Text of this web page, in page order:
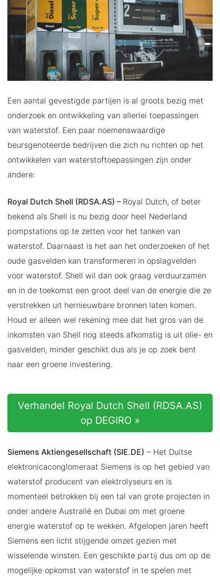
Een aantal gevestigde partijen is al groots bezig met
onderzoek en ontwikkeling van allerlei toepassingen
van waterstof. Een paar noemenswaardige
beursgenoteerde bedrijven die zich nu richten op het
ontwikkelen van waterstoftoepassingen zijn onder
andere:
Royal Dutch Shell (RDSA.AS) – Royal Dutch, of beter
bekend als Shell is nu bezig door heel Nederland
pompstations op te zetten voor het tanken van
waterstof. Daarnaast is het aan het onderzoeken of het
oude gasvelden kan transformeren in opslagvelden
voor waterstof. Shell wil dan ook graag verduurzamen
en in de toekomst een groot deel van de energie die ze
verstrekken uit hernieuwbare bronnen laten komen.
Houd er alleen wel rekening mee dat het gros van de
inkomsten van Shell nog steeds afkomstig is uit olie- en
gasvelden, minder geschikt dus als je op zoek bent
naar een groene investering.
Verhandel Royal Dutch Shell (RDSA.AS)
op DEGIRO »
Siemens Aktiengesellschaft (SIE.DE) – Het Duitse
elektronicaconglomeraat Siemens is op het gebied van
waterstof producent van elektrolyseurs en is
momenteel betrokken bij een tal van grote projecten in
onder andere Australië en Dubai om met groene
energie waterstof op te wekken. Afgelopen jaren heeft
Siemens een licht stijgende omzet gezien met
wisselende winsten. Een geschikte partij dus om op de
mogelijke opkomst van waterstof in te spelen met